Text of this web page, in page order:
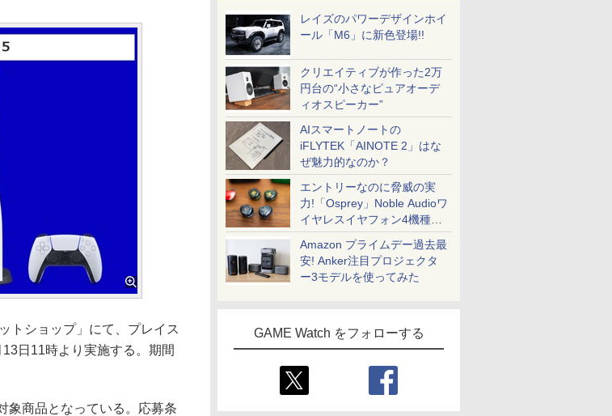
レイズのパワーデザインホイ
ール「M6」に新色登場!!
クリエイティブが作った2万
円台の“小さなピュアオーデ
ィオスピーカー”
AIスマートノートの
iFLYTEK「AINOTE 2」はな
ぜ魅力的なのか？
エントリーなのに脅威の実
力!「Osprey」Noble Audioワ
イヤレスイヤフォン4機種を
一気に聴く
Amazon プライムデー過去最
安! Anker注目プロジェクタ
ー3モデルを使ってみた
GAME Watch をフォローする
トショップ」にて、プレイス
日11時より実施する。期間
象商品となっている。応募条